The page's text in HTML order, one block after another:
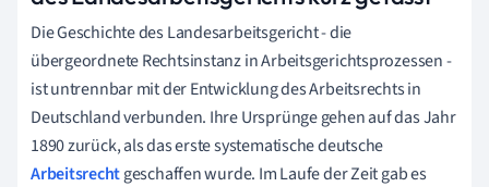
Die Geschichte des Landesarbeitsgericht - die
übergeordnete Rechtsinstanz in Arbeitsgerichtsprozessen -
ist untrennbar mit der Entwicklung des Arbeitsrechts in
Deutschland verbunden. Ihre Ursprünge gehen auf das Jahr
1890 zurück, als das erste systematische deutsche
Arbeitsrechtgeschaffen wurde. Im Laufe der Zeit gab es